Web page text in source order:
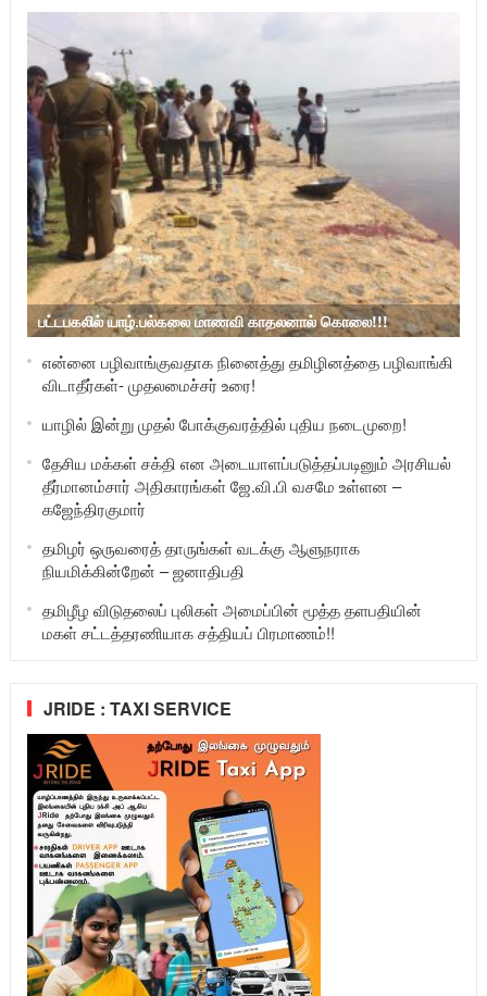
பட்டபகலில் யாழ்.பல்கலை மாணவி காதலனால் கொலை!!!
என்னை பழிவாங்குவதாக நினைத்து தமிழினத்தை பழிவாங்கி
விடாதீர்கள்- முதலமைச்சர் உரை!
யாழில் இன்று முதல் போக்குவரத்தில் புதிய நடைமுறை!
தேசிய மக்கள் சக்தி என அடையாளப்படுத்தப்படினும் அரசியல்
தீர்மானம்சார் அதிகாரங்கள் ஜே.வி.பி வசமே உள்ளன –
கஜேந்திரகுமார்
தமிழர் ஒருவரைத் தாருங்கள் வடக்கு ஆளுநராக
நியமிக்கின்றேன் – ஜனாதிபதி
தமிழீழ விடுதலைப் புலிகள் அமைப்பின் மூத்த தளபதியின்
மகள் சட்டத்தரணியாக சத்தியப் பிரமாணம்!!
JRIDE : TAXI SERVICE